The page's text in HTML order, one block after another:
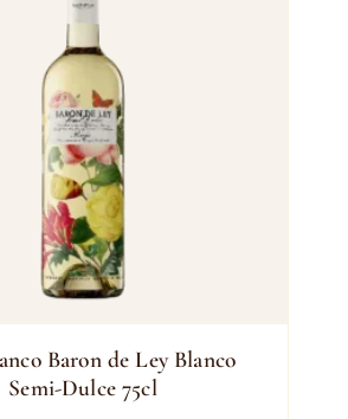
Baron de Ley Blanco
Semi-Dulce 75cl